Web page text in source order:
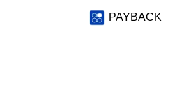
PAYBACK